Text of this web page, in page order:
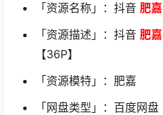
「资源名称」：抖音 肥嘉
「资源描述」：抖音 肥嘉
【36P】
「资源模特」：肥嘉
「网盘类型」：百度网盘